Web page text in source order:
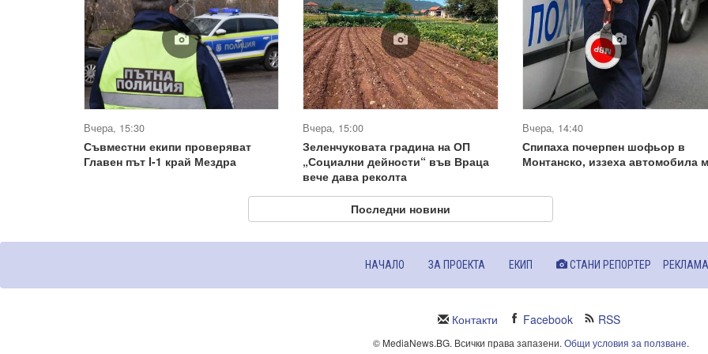
Вчера, 15:30
Съвместни екипи проверяват
Главен път I-1 край Мездра
Вчера, 15:00
Зеленчуковата градина на ОП
„Социални дейности“ във Враца
вече дава реколта
Вчера, 14:40
Спипаха почерпен шофьор в
Монтанско, иззеха автомобила
Последни новини
НАЧАЛО ЗА ПРОЕКТА ЕКИП СТАНИ РЕПОРТЕР РЕКЛАМА
Контакти Facebook RSS
© MediaNews.BG. Всички права запазени. Общи условия за ползване.